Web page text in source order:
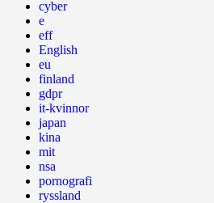
cyber
e
eff
English
eu
finland
gdpr
it-kvinnor
japan
kina
mit
nsa
pornografi
ryssland